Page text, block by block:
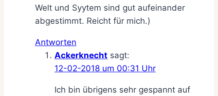
Welt und Syytem sind gut aufeinander
abgestimmt. Reicht für mich.)
Antworten
Ackerknecht sagt:
12-02-2018 um 00:31 Uhr
Ich bin übrigens sehr gespannt auf